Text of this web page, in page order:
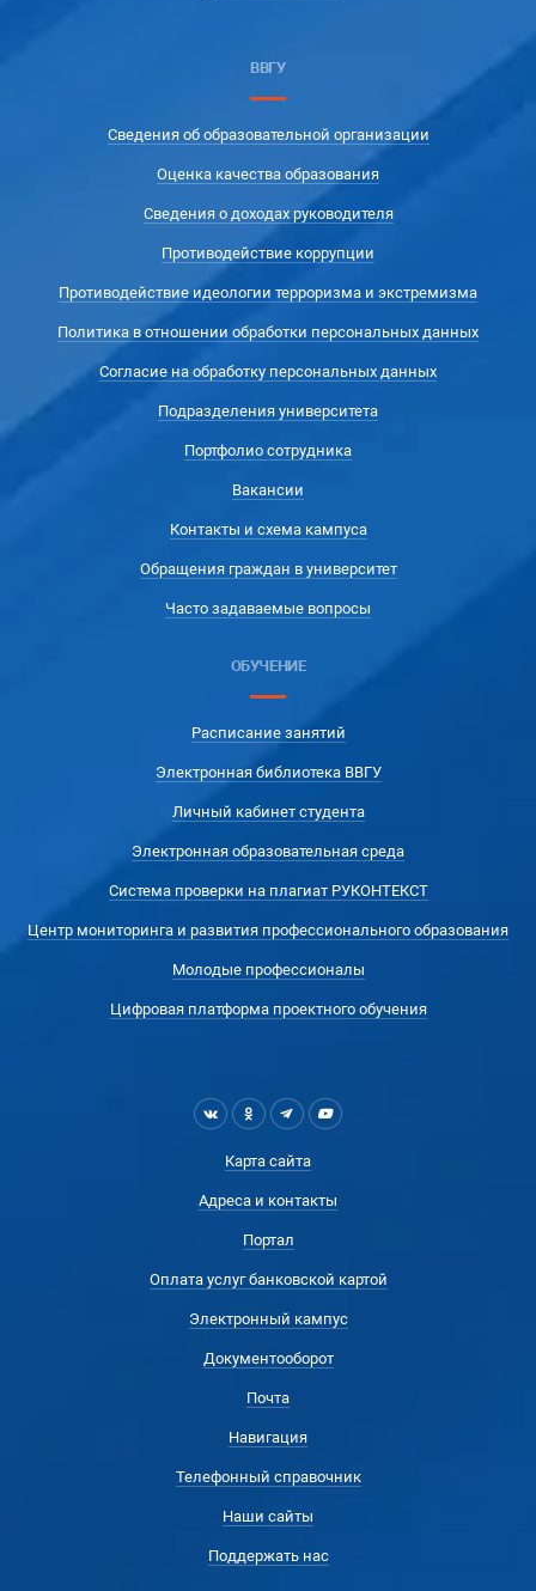
ВВГУ
Сведения об образовательной организации
Оценка качества образования
Сведения о доходах руководителя
Противодействие коррупции
Противодействие идеологии терроризма и экстремизма
Политика в отношении обработки персональных данных
Согласие на обработку персональных данных
Подразделения университета
Портфолио сотрудника
Вакансии
Контакты и схема кампуса
Обращения граждан в университет
Часто задаваемые вопросы
ОБУЧЕНИЕ
Расписание занятий
Электронная библиотека ВВГУ
Личный кабинет студента
Электронная образовательная среда
Система проверки на плагиат РУКОНТЕКСТ
Центр мониторинга и развития профессионального образования
Молодые профессионалы
Цифровая платформа проектного обучения
Карта сайта
Адреса и контакты
Портал
Оплата услуг банковской картой
Электронный кампус
Документооборот
Почта
Навигация
Телефонный справочник
Наши сайты
Поддержать нас